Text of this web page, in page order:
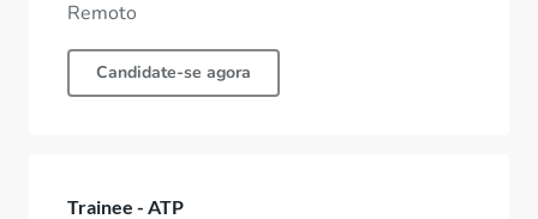
Remoto
Candidate-se agora
Trainee - ATP